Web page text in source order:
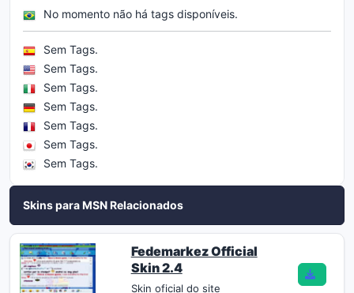
No momento não há tags disponíveis.
Sem Tags.
Sem Tags.
Sem Tags.
Sem Tags.
Sem Tags.
Sem Tags.
Sem Tags.
Skins para MSN Relacionados
Fedemarkez Official
Skin 2.4
Skin oficial do site